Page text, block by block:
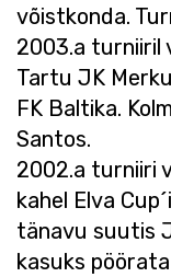
võistkonda.
2003.a
Tartu JK
FK Baltika.
Santos.
2002.a turniiri
kahel Elva
tänavu suutis
kasuks